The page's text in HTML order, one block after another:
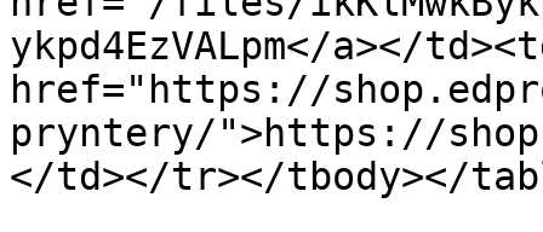
ykpd4EzVALpm</a></
href="https://
pryntery/">https://